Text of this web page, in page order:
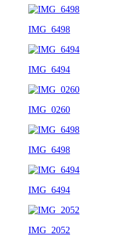
IMG_6498
IMG_6494
IMG_0260
IMG_6498
IMG_6494
IMG_2052